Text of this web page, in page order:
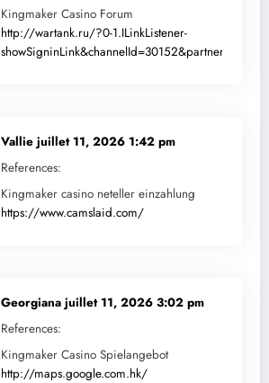
Kingmaker Casino Forum
http://wartank.ru/?0-1.ILinkListener-
Vallie juillet 11, 2026 1:42 pm
References:
Kingmaker casino neteller einzahlung
https://www.camslaid.com/
Georgiana juillet 11, 2026 3:02 pm
References:
Kingmaker Casino Spielangebot
http://maps.google.com.hk/